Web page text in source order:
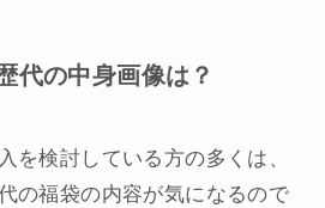
代の中身画像は？
を検討している方の多くは、
の福袋の内容が気になるので